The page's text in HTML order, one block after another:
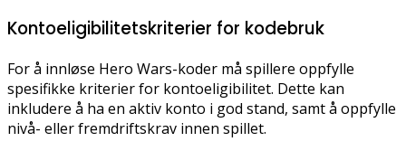
Kontoeligibilitetskriterier for kodebruk
For å innløse Hero Wars-koder må spillere oppfylle
spesifikke kriterier for kontoeligibilitet. Dette kan
inkludere å ha en aktiv konto i god stand, samt å oppfylle
nivå- eller fremdriftskrav innen spillet.